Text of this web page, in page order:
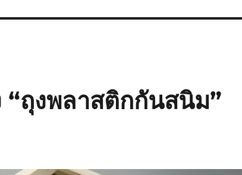
ถุงพลาสติกกันสนิม”